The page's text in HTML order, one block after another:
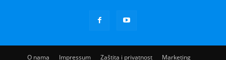
O nama Impressum Zaštita i privatnost Marketing